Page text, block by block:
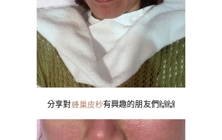
分享對蜂巢皮秒有興趣的朋友們🙌🙌